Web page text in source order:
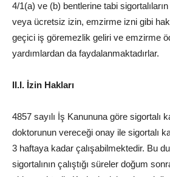
4/1(a) ve (b) bentlerine tabi
veya ücretsiz izin, emzirme izni gibi
geçici iş göremezlik geliri ve emzirme
yardımlardan da faydalanmaktadırlar.
II.I. İzin Hakları
4857 sayılı İş Kanununa göre sigortalı
doktorunun vereceği onay ile sigortalı
3 haftaya kadar çalışabilmektedir. Bu
sigortalının çalıştığı süreler doğum